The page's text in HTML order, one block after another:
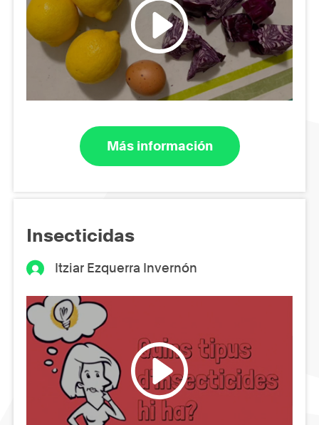
Más información
Insecticidas
Itziar Ezquerra Invernón